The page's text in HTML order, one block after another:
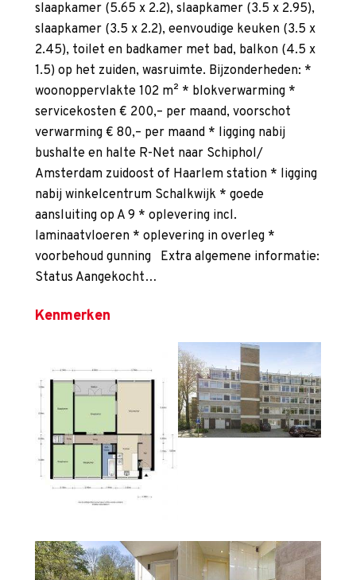
slaapkamer (5.65 x 2.2), slaapkamer (3.5 x 2.95),
slaapkamer (3.5 x 2.2), eenvoudige keuken (3.5 x
2.45), toilet en badkamer met bad, balkon (4.5 x
1.5) op het zuiden, wasruimte. Bijzonderheden: *
woonoppervlakte 102 m² * blokverwarming *
servicekosten € 200,– per maand, voorschot
verwarming € 80,– per maand * ligging nabij
bushalte en halte R-Net naar Schiphol/
Amsterdam zuidoost of Haarlem station * ligging
nabij winkelcentrum Schalkwijk * goede
aansluiting op A 9 * oplevering incl.
laminaatvloeren * oplevering in overleg *
voorbehoud gunning Extra algemene informatie:
Status Aangekocht…
Kenmerken